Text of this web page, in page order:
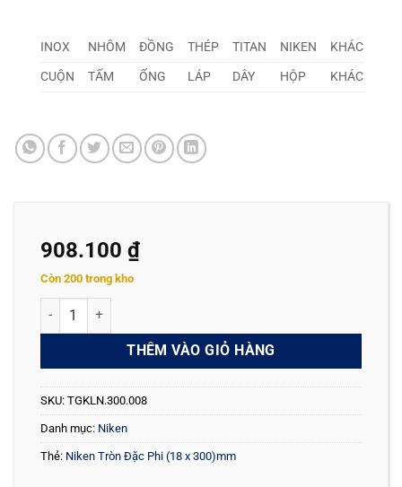
INOX NHÔM ĐỒNG THÉP TITAN NIKEN
KHÁC
CUỘN
TẤM ỐNG LÁP DÂY HỘP KHÁC
908.100 ₫
Còn 200 trong kho
Niken Tròn Đặc Phi (18 x 300)mm số lượng
THÊM VÀO GIỎ HÀNG
SKU: TGKLN.300.008
Danh mục: Niken
Thẻ: Niken Tròn Đặc Phi (18 x 300)mm